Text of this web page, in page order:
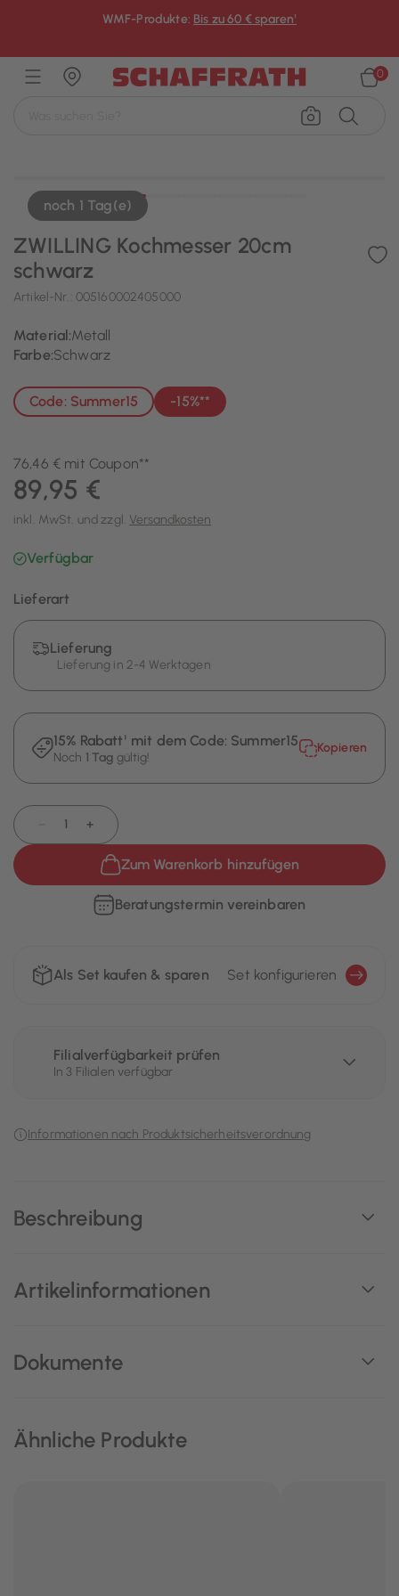
WMF-Produkte: Bis zu 60 € sparen¹
0
noch 1 Tag(e)
Beschreibung
Artikelinformationen
Dokumente
ZWILLING Kochmesser 20cm
schwarz
Artikel-Nr.: 005160002405000
Material:Metall
Farbe:Schwarz
Code: Summer15 -15%**
76,46 € mit Coupon**
89,95 €
inkl. MwSt. und zzgl. Versandkosten
Verfügbar
Lieferart
Lieferung
Lieferung in 2-4 Werktagen
15% Rabatt¹ mit dem Code: Summer15
Noch 1 Tag gültig!
Kopieren
+
Zum Warenkorb hinzufügen
Beratungstermin vereinbaren
Als Set kaufen & sparen Set konfigurieren
Filialverfügbarkeit prüfen
In 3 Filialen verfügbar
Informationen nach Produktsicherheitsverordnung